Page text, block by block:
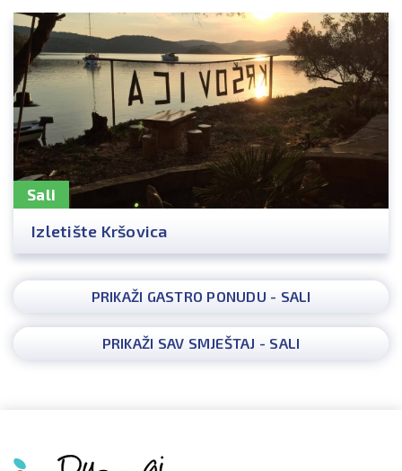
Sali
Izletište Kršovica
PRIKAŽI GASTRO PONUDU - SALI
PRIKAŽI SAV SMJEŠTAJ - SALI